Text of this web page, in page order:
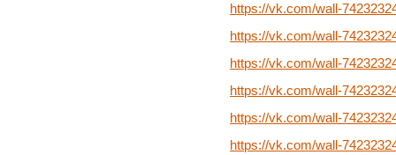
https://vk.com/wall-
https://vk.com/wall-
https://vk.com/wall-
https://vk.com/wall-
https://vk.com/wall-
https://vk.com/wall-